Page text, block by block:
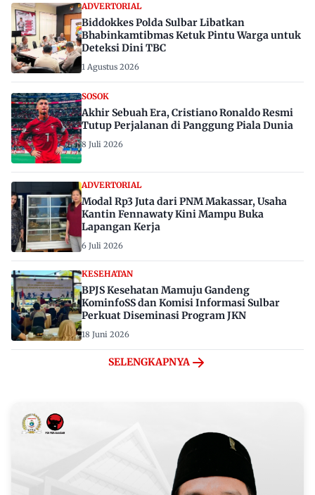
ADVERTORIAL
Biddokkes Polda Sulbar Libatkan
Bhabinkamtibmas Ketuk Pintu Warga untuk
Deteksi Dini TBC
1 Agustus 2026
SOSOK
Akhir Sebuah Era, Cristiano Ronaldo Resmi
Tutup Perjalanan di Panggung Piala Dunia
8 Juli 2026
ADVERTORIAL
Modal Rp3 Juta dari PNM Makassar, Usaha
Kantin Fennawaty Kini Mampu Buka
Lapangan Kerja
6 Juli 2026
KESEHATAN
BPJS Kesehatan Mamuju Gandeng
KominfoSS dan Komisi Informasi Sulbar
Perkuat Diseminasi Program JKN
18 Juni 2026
SELENGKAPNYA